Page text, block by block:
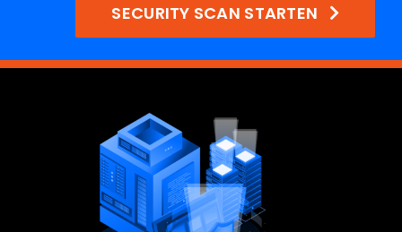
SECURITY SCAN STARTEN